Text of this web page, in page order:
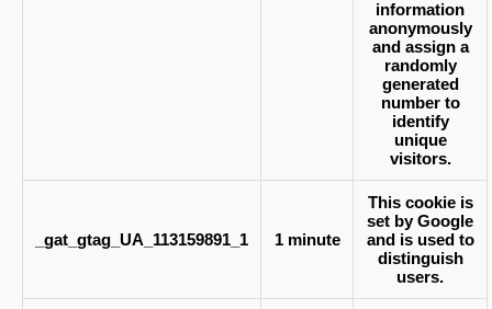
information
anonymously
and assign a
randomly
generated
number to
identify
unique
visitors.
_gat_gtag_UA_113159891_1 1 minute
This cookie is
set by Google
and is used to
distinguish
users.